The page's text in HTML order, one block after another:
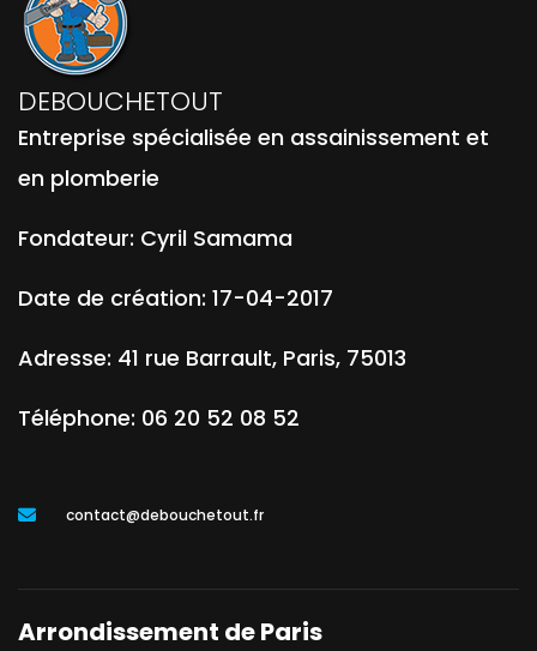
DEBOUCHETOUT
Entreprise spécialisée en assainissement et
en plomberie
Fondateur: Cyril Samama
Date de création: 17-04-2017
Adresse: 41 rue Barrault, Paris, 75013
Téléphone: 06 20 52 08 52
contact@debouchetout.fr
Arrondissement de Paris